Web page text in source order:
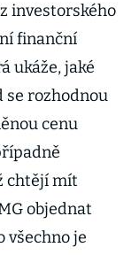
investorského
finanční
ukáže, jaké
se rozhodnou
cenu
chtějí mít
objednat
všechno je